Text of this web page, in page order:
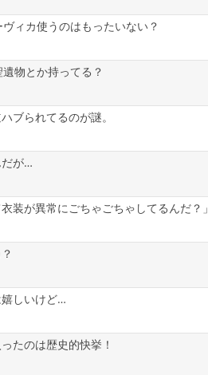
ィカ使うのはもったいない？
物とか持ってる？
ブられてるのが謎。
だが…
装が異常にごちゃごちゃしてるんだ？」
嬉しいけど…
たのは歴史的快挙！